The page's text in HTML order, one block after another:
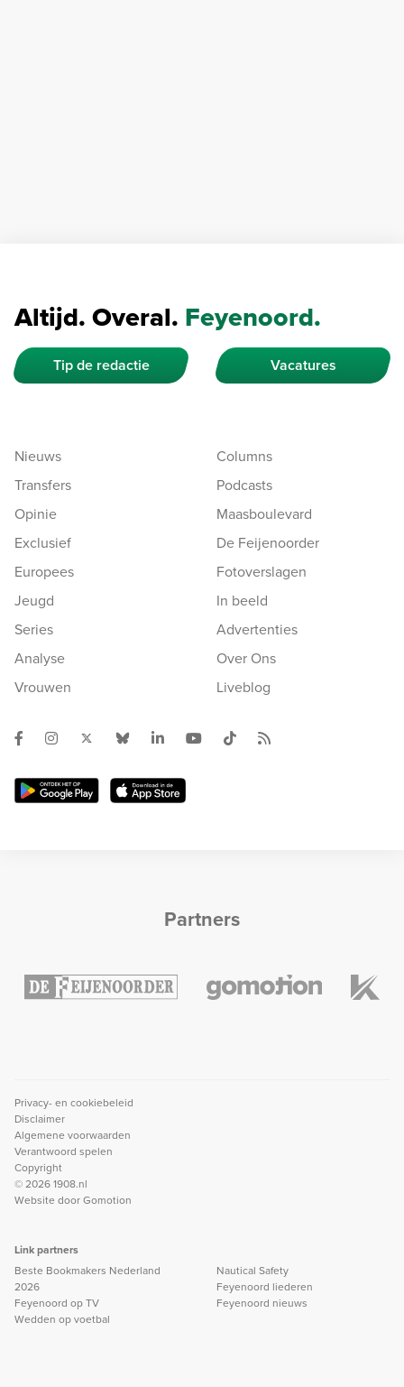
Altijd. Overal. Feyenoord.
Tip de redactie Vacatures
Nieuws
Transfers
Opinie
Exclusief
Europees
Jeugd
Series
Analyse
Vrouwen
Columns
Podcasts
Maasboulevard
De Feijenoorder
Fotoverslagen
In beeld
Advertenties
Over Ons
Liveblog
Partners
Privacy- en cookiebeleid
Disclaimer
Algemene voorwaarden
Verantwoord spelen
Copyright
© 2026 1908.nl
Website doorGomotion
Link partners
Beste Bookmakers Nederland
2026
Feyenoord op TV
Wedden op voetbal
Nautical Safety
Feyenoord liederen
Feyenoord nieuws